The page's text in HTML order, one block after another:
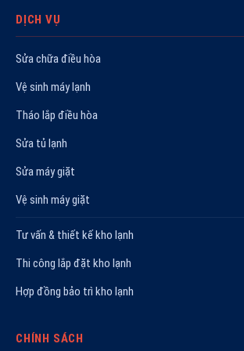
DỊCH VỤ
Sửa chữa điều hòa
Vệ sinh máy lạnh
Tháo lắp điều hòa
Sửa tủ lạnh
Sửa máy giặt
Vệ sinh máy giặt
Tư vấn & thiết kế kho lạnh
Thi công lắp đặt kho lạnh
Hợp đồng bảo trì kho lạnh
CHÍNH SÁCH